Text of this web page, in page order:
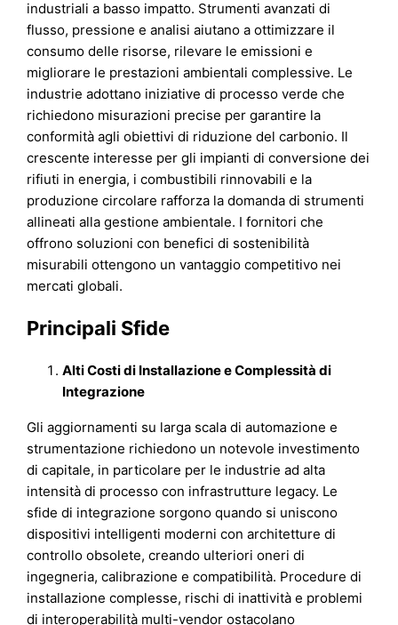
industriali a basso impatto. Strumenti avanzati di
flusso, pressione e analisi aiutano a ottimizzare il
consumo delle risorse, rilevare le emissioni e
migliorare le prestazioni ambientali complessive. Le
industrie adottano iniziative di processo verde che
richiedono misurazioni precise per garantire la
conformità agli obiettivi di riduzione del carbonio. Il
crescente interesse per gli impianti di conversione dei
rifiuti in energia, i combustibili rinnovabili e la
produzione circolare rafforza la domanda di strumenti
allineati alla gestione ambientale. I fornitori che
offrono soluzioni con benefici di sostenibilità
misurabili ottengono un vantaggio competitivo nei
mercati globali.
Principali Sfide
Alti Costi di Installazione e Complessità di
Integrazione
Gli aggiornamenti su larga scala di automazione e
strumentazione richiedono un notevole investimento
di capitale, in particolare per le industrie ad alta
intensità di processo con infrastrutture legacy. Le
sfide di integrazione sorgono quando si uniscono
dispositivi intelligenti moderni con architetture di
controllo obsolete, creando ulteriori oneri di
ingegneria, calibrazione e compatibilità. Procedure di
installazione complesse, rischi di inattività e problemi
di interoperabilità multi-vendor ostacolano